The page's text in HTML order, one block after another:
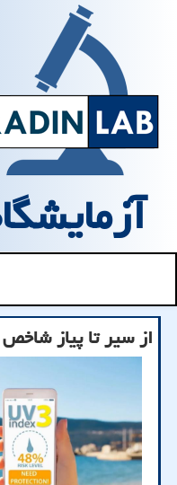
از سیر تا پیاز شاخص UV